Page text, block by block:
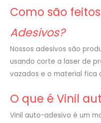
Como são
Adesivos?
Nossos adesivos são
usando corte a laser de
vazados e o material fica
O que é Vinil
Vinil auto-adesivo é um